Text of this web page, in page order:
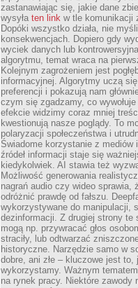
zastanawiając się, jakie dane
wysyła ten link w tle komunikacji
Dopóki wszystko działa, nie
konsekwencjach. Dopiero gdy
wyciek danych lub
algorytmu, temat wraca na
Kolejnym zagrożeniem jest
informacyjnej. Algorytmy uczą
preferencji i pokazują nam
czym się zgadzamy, co
efekcie widzimy coraz mniej
kwestionują nasze poglądy. To
polaryzacji społeczeństwa i
Świadome korzystanie z mediów
źródeł informacji staje się
kiedykolwiek. AI stawia też
Możliwość generowania
nagrań audio czy wideo sprawia,
odróżnić prawdę od fałszu.
wykorzystywane do manipulacji,
dezinformacji. Z drugiej strony te
mogą np. przywracać głos
straciły, lub odtwarzać
historyczne. Narzędzie samo w
dobre, ani złe – kluczowe jest to,
wykorzystamy. Ważnym tematem
na rynek pracy. Niektóre zawody